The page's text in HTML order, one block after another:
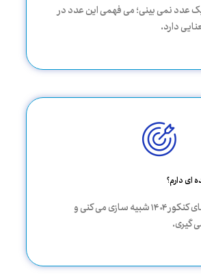
عدد نمی بینی؛ می فهمی این عدد در
دارد.
ای دارم؟
عملکردت را در فضای کنکور ۱۴۰۴ شبیه سازی می کنی و
گیری.